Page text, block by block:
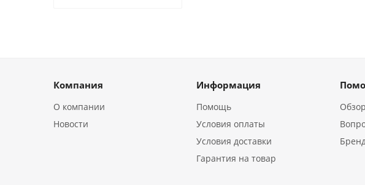
Компания
О компании
Новости
Информация
Помощь
Условия оплаты
Условия доставки
Гарантия на товар